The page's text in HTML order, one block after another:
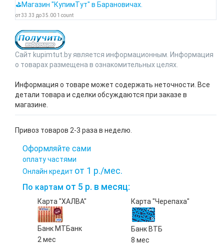
⛳Магазин "КупимТут" в Барановичах.
от33.33 до35.00 1 count
Сайт kupimtut.by является информационным. Информация
о товарах размещена в ознакомительных целях.
Информация о товаре может содержать неточности. Все
детали товара и сделки обсуждаются при заказе в
магазине.
Привоз товаров 2-3 раза в неделю.
Оформляйте сами
оплату частями
Онлайн кредит от 1 р./мес.
По картам от 5 р. в месяц:
Карта "ХАЛВА"
Банк МТБанк
2 мес
Карта "Черепаха"
Банк ВТБ
8 мес